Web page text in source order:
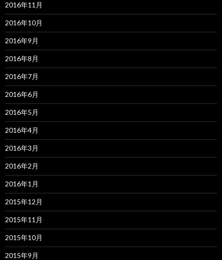
2016年11月
2016年10月
2016年9月
2016年8月
2016年7月
2016年6月
2016年5月
2016年4月
2016年3月
2016年2月
2016年1月
2015年12月
2015年11月
2015年10月
2015年9月